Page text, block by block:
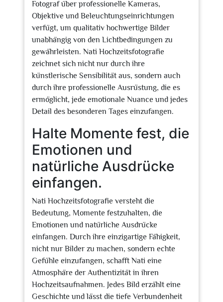
Fotograf über professionelle Kameras,
Objektive und Beleuchtungseinrichtungen
verfügt, um qualitativ hochwertige Bilder
unabhängig von den Lichtbedingungen zu
gewährleisten. Nati Hochzeitsfotografie
zeichnet sich nicht nur durch ihre
künstlerische Sensibilität aus, sondern auch
durch ihre professionelle Ausrüstung, die es
ermöglicht, jede emotionale Nuance und jedes
Detail des besonderen Tages einzufangen.
Halte Momente fest, die
Emotionen und
natürliche Ausdrücke
einfangen.
Nati Hochzeitsfotografie versteht die
Bedeutung, Momente festzuhalten, die
Emotionen und natürliche Ausdrücke
einfangen. Durch ihre einzigartige Fähigkeit,
nicht nur Bilder zu machen, sondern echte
Gefühle einzufangen, schafft Nati eine
Atmosphäre der Authentizität in ihren
Hochzeitsaufnahmen. Jedes Bild erzählt eine
Geschichte und lässt die tiefe Verbundenheit